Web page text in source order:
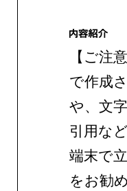
【ご注
で作成
や、文
引用な
端末で
をお勧